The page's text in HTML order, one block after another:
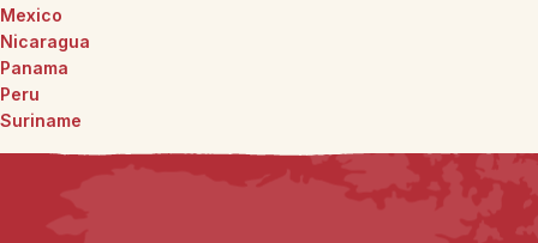
Mexico
Nicaragua
Panama
Peru
Suriname